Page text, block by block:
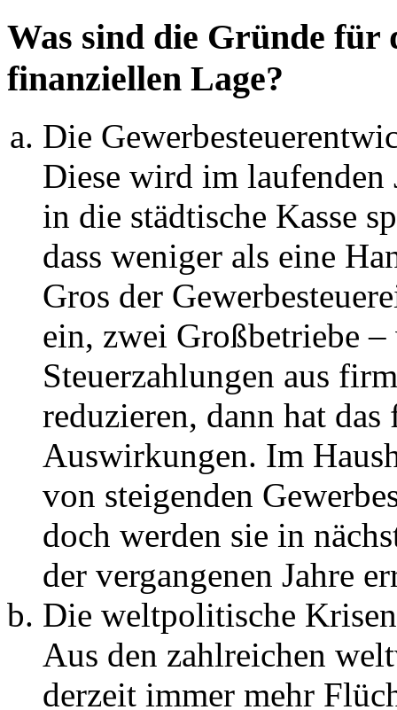
Was sind die Gründe für
finanziellen Lage?
Die
Diese wird im
in die städtische Kasse
dass weniger als eine
Gros der
ein, zwei Großbetriebe
Steuerzahlungen aus
reduzieren, dann hat
Auswirkungen. Im
von steigenden
doch werden sie in
der vergangenen Jahre
Die weltpolitische
Aus den zahlreichen
derzeit immer mehr